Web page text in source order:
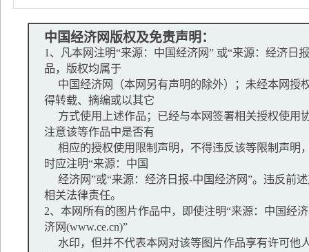
中国经济网版权及免责声明：
1、凡本网注明“来源：中国经济网” 或“来源：经济日
品，版权均属于
中国经济网（本网另有声明的除外）；未经本网授
得转载、摘编或以其它
方式使用上述作品；已经与本网签署相关授权使用
注意该等作品中是否有
相应的授权使用限制声明，不得违反该等限制声明
时应注明“来源：中国
经济网”或“来源：经济日报-中国经济网”。违反前
相关法律责任。
2、本网所有的图片作品中，即使注明“来源：中国经
济网(www.ce.cn)”
水印，但并不代表本网对该等图片作品享有许可他